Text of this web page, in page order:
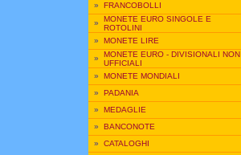
» FRANCOBOLLI
» MONETE EURO SINGOLE E
ROTOLINI
» MONETE LIRE
» MONETE EURO - DIVISIONALI NON
UFFICIALI
» MONETE MONDIALI
» PADANIA
» MEDAGLIE
» BANCONOTE
» CATALOGHI